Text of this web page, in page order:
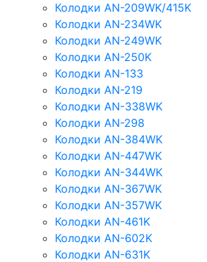
Колодки AN-209WK/415K
Колодки AN-234WK
Колодки AN-249WK
Колодки AN-250K
Колодки AN-133
Колодки AN-219
Колодки AN-338WK
Колодки AN-298
Колодки AN-384WK
Колодки AN-447WK
Колодки AN-344WK
Колодки AN-367WK
Колодки AN-357WK
Колодки AN-461K
Колодки AN-602K
Колодки AN-631K